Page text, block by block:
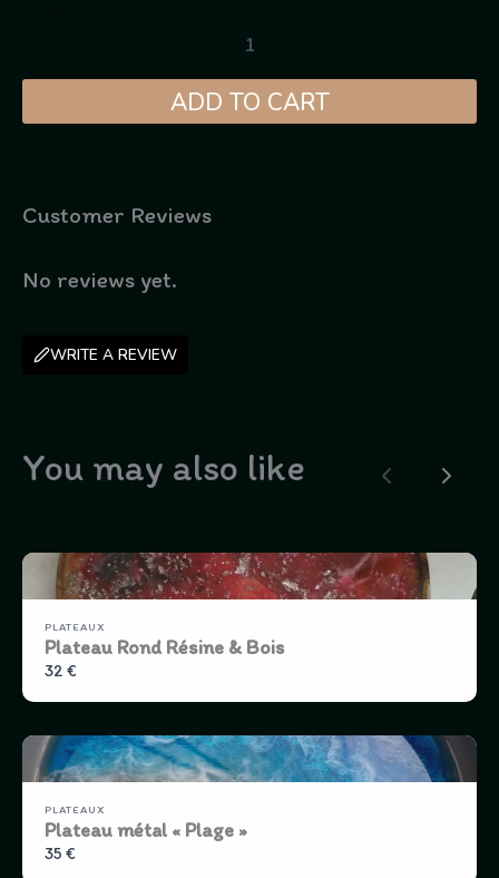
ADD TO CART
Customer Reviews
No reviews yet.
WRITE A REVIEW
You may also like
PreviousNext
PLATEAUX
Plateau Rond Résine & Bois
32 €
PLATEAUX
Plateau métal « Plage »
35 €